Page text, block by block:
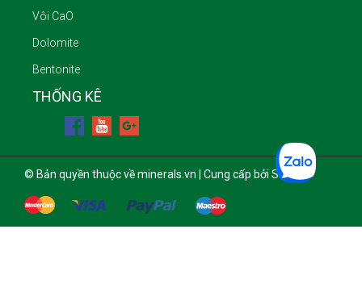
Vôi CaO
Dolomite
Bentonite
THỐNG KÊ
© Bản quyền thuộc về minerals.vn | Cung cấp bởi Sapo